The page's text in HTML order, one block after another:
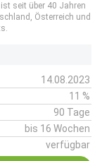
seit über 40 Jahren
Österreich und
14.08.2023
11 %
90 Tage
bis 16 Wochen
verfügbar